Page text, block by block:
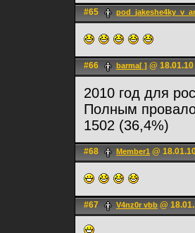
#65
#66 barma[ ] @
2010 год для
Полным
1502 (36,4%)
#68 Member1 @
#67 V4nz0r vbb @